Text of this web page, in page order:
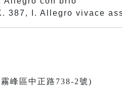
387, I. Allegro vivace
峰區中正路738-2號)